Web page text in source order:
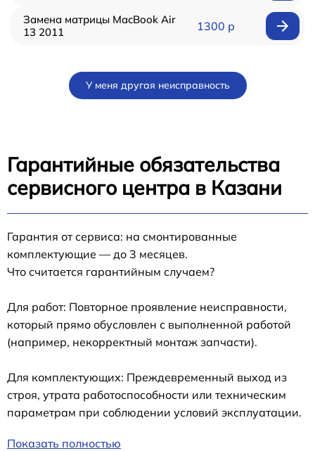
Замена матрицы MacBook Air
13 2011
1300 р
У меня другая неисправность
Гарантийные обязательства
сервисного центра в Казани
Гарантия от сервиса: на смонтированные
комплектующие — до 3 месяцев.
Что считается гарантийным случаем?
Для работ: Повторное проявление неисправности,
который прямо обусловлен с выполненной работой
(например, некорректный монтаж запчасти).
Для комплектующих: Преждевременный выход из
строя, утрата работоспособности или техническим
параметрам при соблюдении условий эксплуатации.
Показать полностью